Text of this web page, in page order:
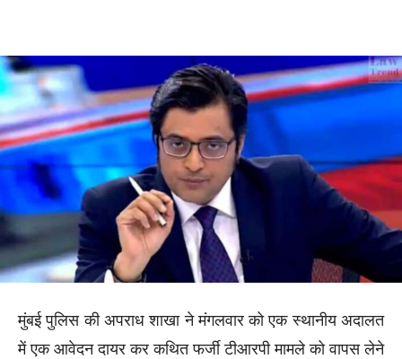
मुंबई पुलिस की अपराध शाखा ने मंगलवार को एक स्थानीय अदालत
में एक आवेदन दायर कर कथित फर्जी टीआरपी मामले को वापस लेने